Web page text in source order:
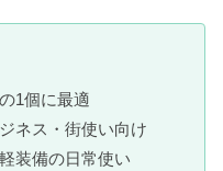
1個に最適
ネス・街使い向け
装備の日常使い